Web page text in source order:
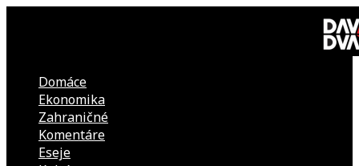
DAV
DVA
Domáce
Ekonomika
Zahraničné
Komentáre
Eseje